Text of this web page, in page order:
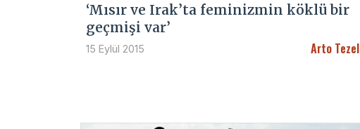
‘Mısır ve Irak’ta feminizmin köklü bir
geçmişi var’
15 Eylül 2015 Arto Tezel